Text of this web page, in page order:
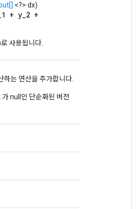
<?> dx)
+ y_2 +
사용됩니다.
하는 연산을 추가합니다.
가 null인 단순화된 버전